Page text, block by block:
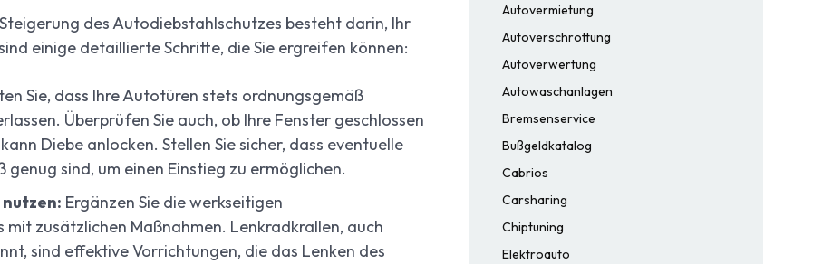
des Autodiebstahlschutzes besteht darin, Ihr
einige detaillierte Schritte, die Sie ergreifen können:
Sie, dass Ihre Autotüren stets ordnungsgemäß
Überprüfen Sie auch, ob Ihre Fenster geschlossen
Diebe anlocken. Stellen Sie sicher, dass eventuelle
sind, um einen Einstieg zu ermöglichen.
Ergänzen Sie die werkseitigen
zusätzlichen Maßnahmen. Lenkradkrallen, auch
sind effektive Vorrichtungen, die das Lenken des
Autovermietung
Autoverschrottung
Autoverwertung
Autowaschanlagen
Bremsenservice
Bußgeldkatalog
Cabrios
Carsharing
Chiptuning
Elektroauto